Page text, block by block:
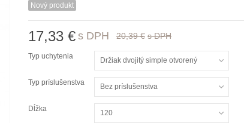
Nový produkt
17,33 € s DPH 20,39 € s DPH
Typ uchytenia Držiak dvojitý simple otvorený
Typ príslušenstva Bez príslušenstva
Dĺžka
120